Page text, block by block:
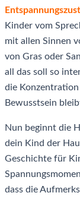
Kinder vom
mit allen Sinnen
von Gras oder
all das soll so
die
Bewusstsein
Nun beginnt die
dein Kind der
Geschichte für
dass die